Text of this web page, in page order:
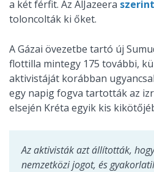
a két férfit. Az AlJazeera szerint
toloncolták ki őket.
A Gázai övezetbe tartó új
flottilla mintegy 175 további,
aktivistáját korábban
egy napig fogva tartották az
elsején Kréta egyik kis
Az aktivisták azt állították,
nemzetközi jogot, és